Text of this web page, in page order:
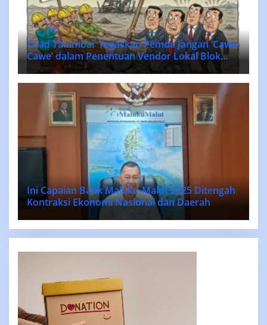
Triad Tanimbar Tegaskan Pemda Jangan ‘Cawe-
Cawe’ dalam Penentuan Vendor Lokal Blok
MASELA.
Ini Capaian Bank Maluku-Malut 2025 Ditengah
Kontraksi Ekonomi Nasional dan Daerah